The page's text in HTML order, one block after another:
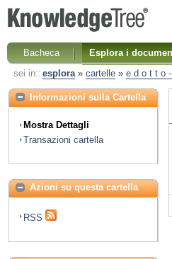
Bacheca
Esplora i
sei in:: esplora» cartelle» e d o t t o
Informazioni sulla Cartella
Mostra Dettagli
Transazioni cartella
Azioni su questa cartella
RSS